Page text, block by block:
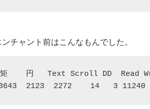
チャント前はこんなもんでした。
円   Text Scroll DD  Read
2123  2272    14   3 11240